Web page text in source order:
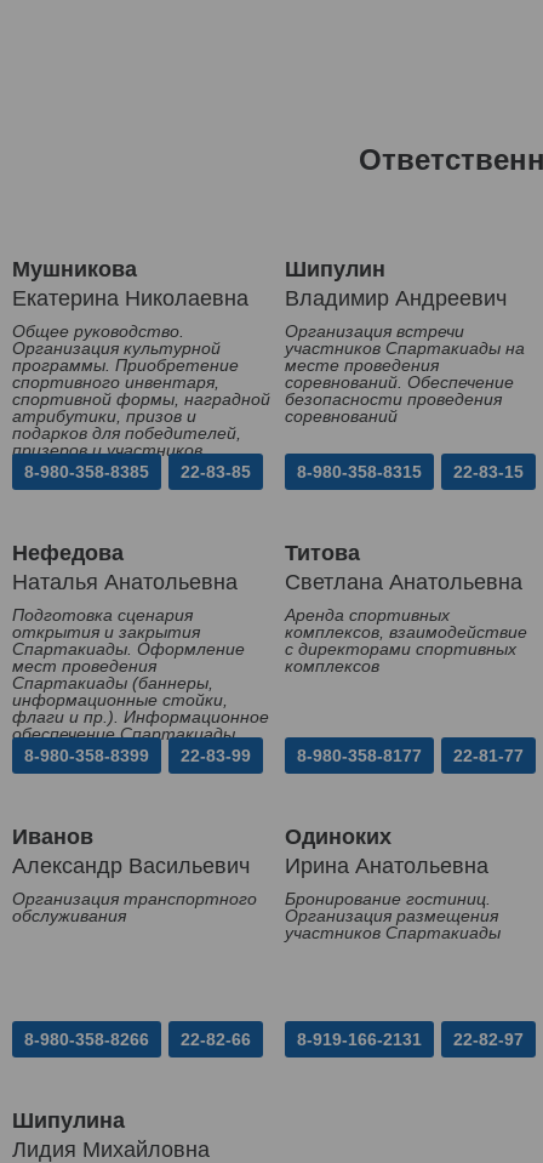
Мушникова
Екатерина Николаевна
Общее руководство.
Организация культурной
программы. Приобретение
спортивного инвентаря,
спортивной формы, наградной
атрибутики, призов и
подарков для победителей,
призеров и участников
Спартакиады
8-980-358-8385 22-83-85
Шипулин
Владимир Андреевич
Организация встречи
участников Спартакиады на
месте проведения
соревнований. Обеспечение
безопасности проведения
соревнований
8-980-358-8315 22-83-15
Нефедова
Наталья Анатольевна
Подготовка сценария
открытия и закрытия
Спартакиады. Оформление
мест проведения
Спартакиады (баннеры,
информационные стойки,
флаги и пр.). Информационное
обеспечение Спартакиады
8-980-358-8399
22-83-99
Титова
Светлана Анатольевна
Аренда спортивных
комплексов, взаимодействие
с директорами спортивных
комплексов
8-980-358-8177 22-81-77
Иванов
Александр Васильевич
Организация транспортного
обслуживания
8-980-358-8266 22-82-66
Одиноких
Ирина Анатольевна
Бронирование гостиниц.
Организация размещения
участников Спартакиады
8-919-166-2131 22-82-97
Шипулина
Лидия Михайловна